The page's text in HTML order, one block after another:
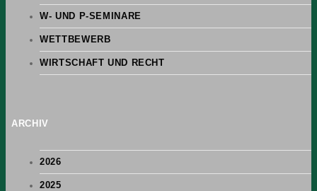
W- UND P-SEMINARE
WETTBEWERB
WIRTSCHAFT UND RECHT
ARCHIV
2026
2025